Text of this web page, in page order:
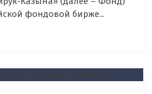
фондовой бирже...